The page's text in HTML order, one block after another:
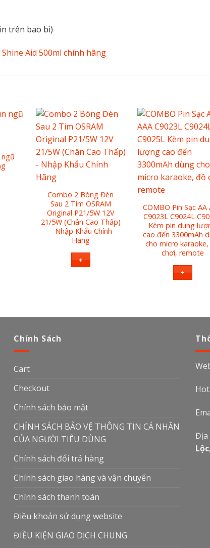
trên bao bì)
Aid 500ml chính hãng
Combo 2 Bóng Đèn
Sau 2 Tim OSRAM
Original P21/5W 12V
21/5W (Chân Cao Thấp)
– Nhập Khẩu Chính
Hãng
+
COMBO Pin Sạc AA
C9023L C9024L
Kèm pin dung
cao đến 3300mAh
cho micro
chơi, remote
+
Chính Sách
Cart
Checkout
Chính sách bảo mật
CHÍNH SÁCH BẢO VỆ THÔNG TIN CÁ NHÂN
CỦA NGƯỜI TIÊU DÙNG
Chính sách đổi trả hàng
Chính sách giao hàng và vận chuyển
Chính sách thanh toán
Điều khoản sử dụng website
ĐIỀU KIỆN GIAO DỊCH CHUNG
Địa